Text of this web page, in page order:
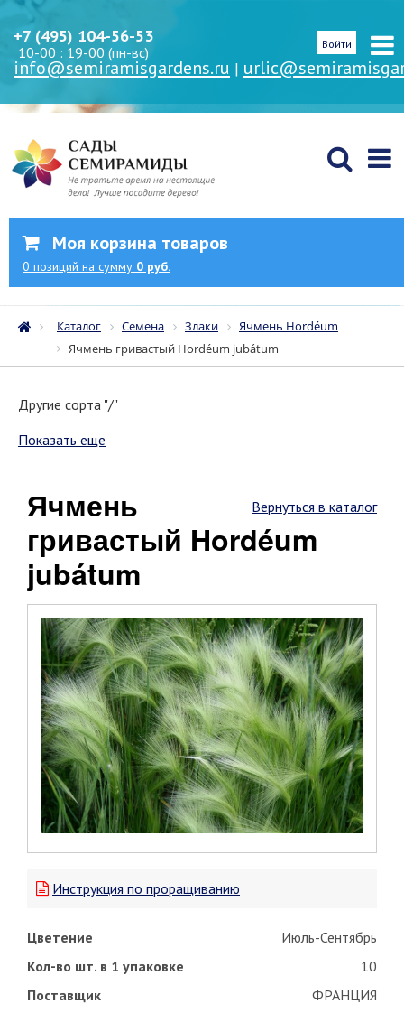
+7 (495) 104-56-53
10-00 : 19-00 (пн-вс)
info@semiramisgardens.ru |
Войти
Моя корзина товаров
0 позиций на сумму 0 руб.
Каталог Семена Злаки
Ячмень Hordéum
Ячмень гривастый Hordéum jubátum
Другие сорта "/"
Показать еще
Вернуться в каталог
Ячмень
гривастый Hordéum
jubátum
Инструкция по проращиванию
Цветение
Июль-Сентябрь
Кол-во шт. в 1 упаковке
10
Поставщик
ФРАНЦИЯ